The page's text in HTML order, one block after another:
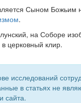
Сыном Божьим
.
на Соборе
церковный клир.
исследований
в статьях не
сайта.